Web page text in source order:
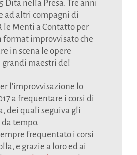
Dita nella Presa. Tre anni
ad altri compagni di
le Menti a Contatto per
format improvvisato che
in scena le opere
maestri del
l’improvvisazione lo
a frequentare i corsi di
dei quali seguiva gli
tempo.
frequentato i corsi
e grazie a loro ed ai